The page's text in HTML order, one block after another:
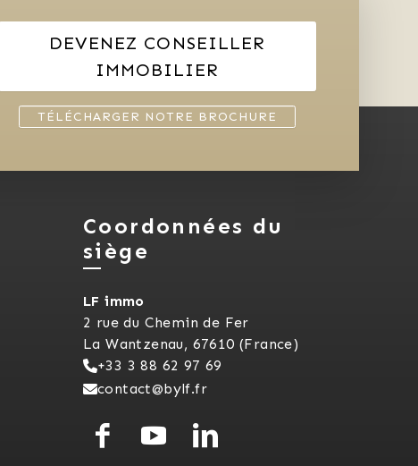
DEVENEZ CONSEILLER
IMMOBILIER
TÉLÉCHARGER NOTRE BROCHURE
Coordonnées du
siège
LF immo
2 rue du Chemin de Fer
La Wantzenau, 67610 (France)
+33 3 88 62 97 69
contact@bylf.fr